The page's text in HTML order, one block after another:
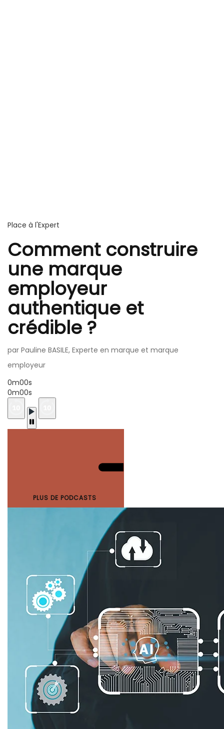
Place à l'Expert
Comment construire
une marque
employeur
authentique et
crédible ?
par Pauline BASILE, Experte en marque et marque
employeur
0m00s
0m00s
PLUS DE PODCASTS